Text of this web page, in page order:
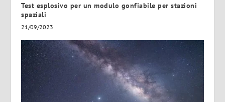
Test esplosivo per un modulo gonfiabile per stazioni
spaziali
21/09/2023